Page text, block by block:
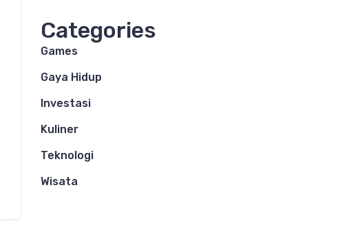
Categories
Games
Gaya Hidup
Investasi
Kuliner
Teknologi
Wisata